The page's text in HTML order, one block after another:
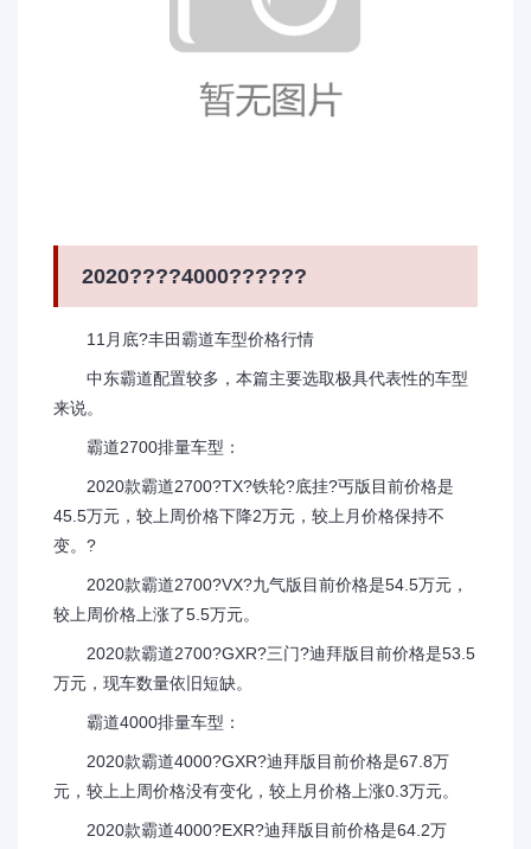
2020????4000??????
11月底?丰田霸道车型价格行情
中东霸道配置较多，本篇主要选取极具代表性的车型
来说。
霸道2700排量车型：
2020款霸道2700?TX?铁轮?底挂?丐版目前价格是
45.5万元，较上周价格下降2万元，较上月价格保持不
变。?
2020款霸道2700?VX?九气版目前价格是54.5万元，
较上周价格上涨了5.5万元。
2020款霸道2700?GXR?三门?迪拜版目前价格是53.5
万元，现车数量依旧短缺。
霸道4000排量车型：
2020款霸道4000?GXR?迪拜版目前价格是67.8万
元，较上上周价格没有变化，较上月价格上涨0.3万元。
2020款霸道4000?EXR?迪拜版目前价格是64.2万